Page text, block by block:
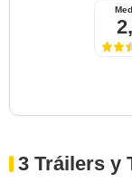
3 Tráilers y